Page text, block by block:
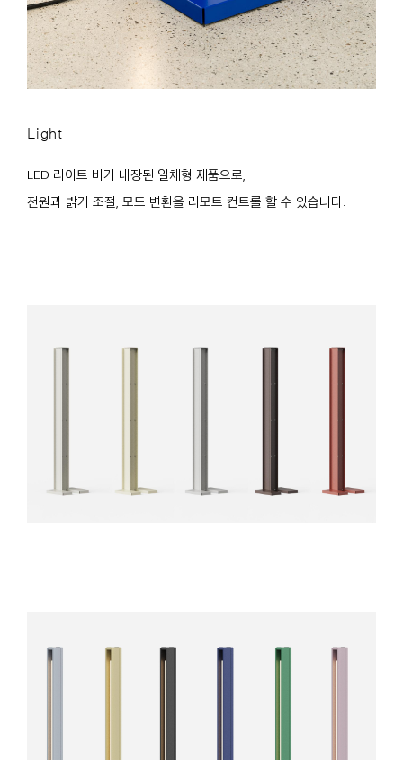
Light
LED 라이트 바가 내장된 일체형 제품으로,
전원과 밝기 조절, 모드 변환을 리모트 컨트롤 할 수 있습니다.